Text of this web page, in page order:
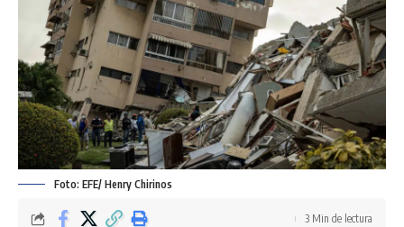
Foto: EFE/ Henry Chirinos
3 Min de lectura